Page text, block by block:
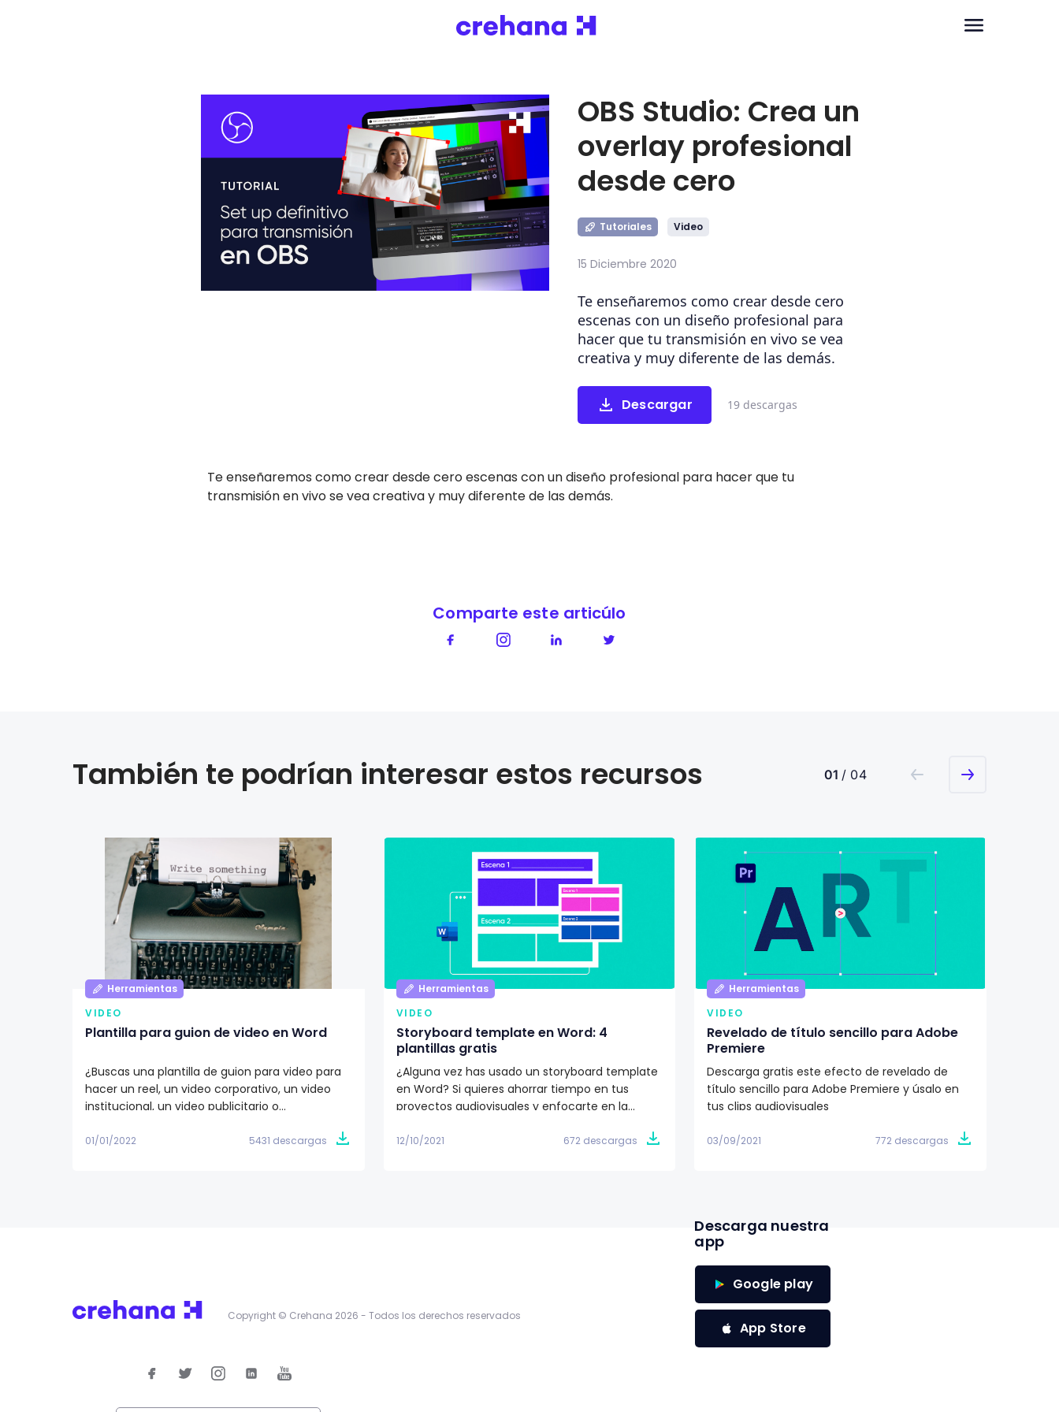
OBS Studio: Crea un
overlay profesional
desde cero
Tutoriales Video
15 Diciembre 2020
Te enseñaremos como crear desde cero
escenas con un diseño profesional para
hacer que tu transmisión en vivo se vea
creativa y muy diferente de las demás.
Descargar 19 descargas
Te enseñaremos como crear desde cero escenas con un diseño profesional para hacer que tu
transmisión en vivo se vea creativa y muy diferente de las demás.
Comparte este articúlo
También te podrían interesar estos recursos 01 / 04
Herramientas
VIDEO
Plantilla para guion de video en Word
¿Buscas una plantilla de guion para video para
hacer un reel, un video corporativo, un video
institucional, un video publicitario o
contenido de calidad audiovisual? Descarga
01/01/2022 5431 descargas
Herramientas
VIDEO
Storyboard template en Word: 4
plantillas gratis
¿Alguna vez has usado un storyboard template
en Word? Si quieres ahorrar tiempo en tus
proyectos audiovisuales y enfocarte en la
recomendamos descargar gratis los storyboard
12/10/2021 672 descargas
Herramientas
VIDEO
Revelado de título sencillo para Adobe
Premiere
Descarga gratis este efecto de revelado de
título sencillo para Adobe Premiere y úsalo en
tus clips audiovisuales
03/09/2021 772 descargas
Copyright © Crehana 2026 - Todos los derechos reservados
Descarga nuestra
app
Google play
App Store